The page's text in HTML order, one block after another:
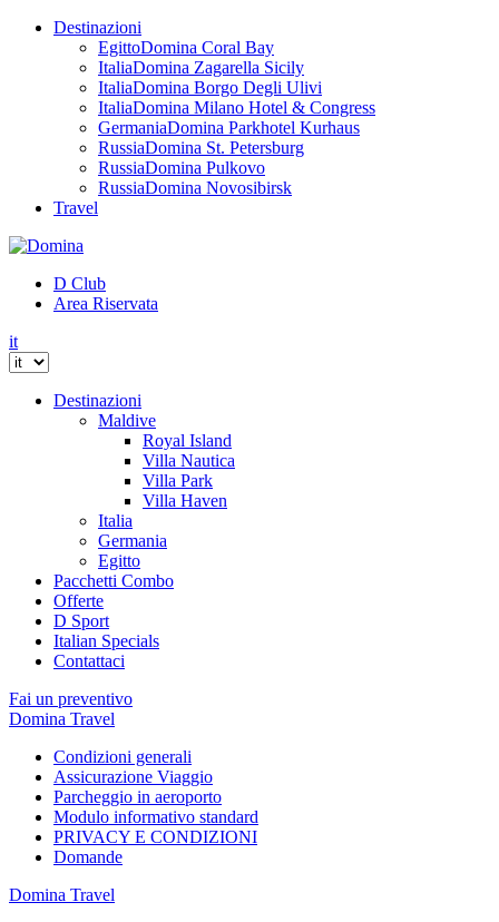
Destinazioni
EgittoDomina Coral Bay
ItaliaDomina Zagarella Sicily
ItaliaDomina Borgo Degli Ulivi
ItaliaDomina Milano Hotel & Congress
GermaniaDomina Parkhotel Kurhaus
RussiaDomina St. Petersburg
RussiaDomina Pulkovo
RussiaDomina Novosibirsk
Travel
D Club
Area Riservata
it
Destinazioni
Maldive
Royal Island
Villa Nautica
Villa Park
Villa Haven
Italia
Germania
Egitto
Pacchetti Combo
Offerte
D Sport
Italian Specials
Contattaci
Fai un preventivo
Domina Travel
Condizioni generali
Assicurazione Viaggio
Parcheggio in aeroporto
Modulo informativo standard
PRIVACY E CONDIZIONI
Domande
Domina Travel